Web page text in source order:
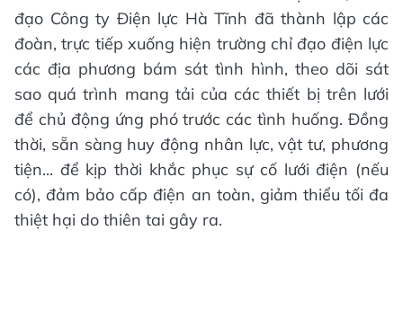
đạo Công ty Điện lực Hà Tĩnh đã thành lập các
đoàn, trực tiếp xuống hiện trường chỉ đạo điện lực
các địa phương bám sát tình hình, theo dõi sát
sao quá trình mang tải của các thiết bị trên lưới
để chủ động ứng phó trước các tình huống. Đồng
thời, sẵn sàng huy động nhân lực, vật tư, phương
tiện... để kịp thời khắc phục sự cố lưới điện (nếu
có), đảm bảo cấp điện an toàn, giảm thiểu tối đa
thiệt hại do thiên tai gây ra.